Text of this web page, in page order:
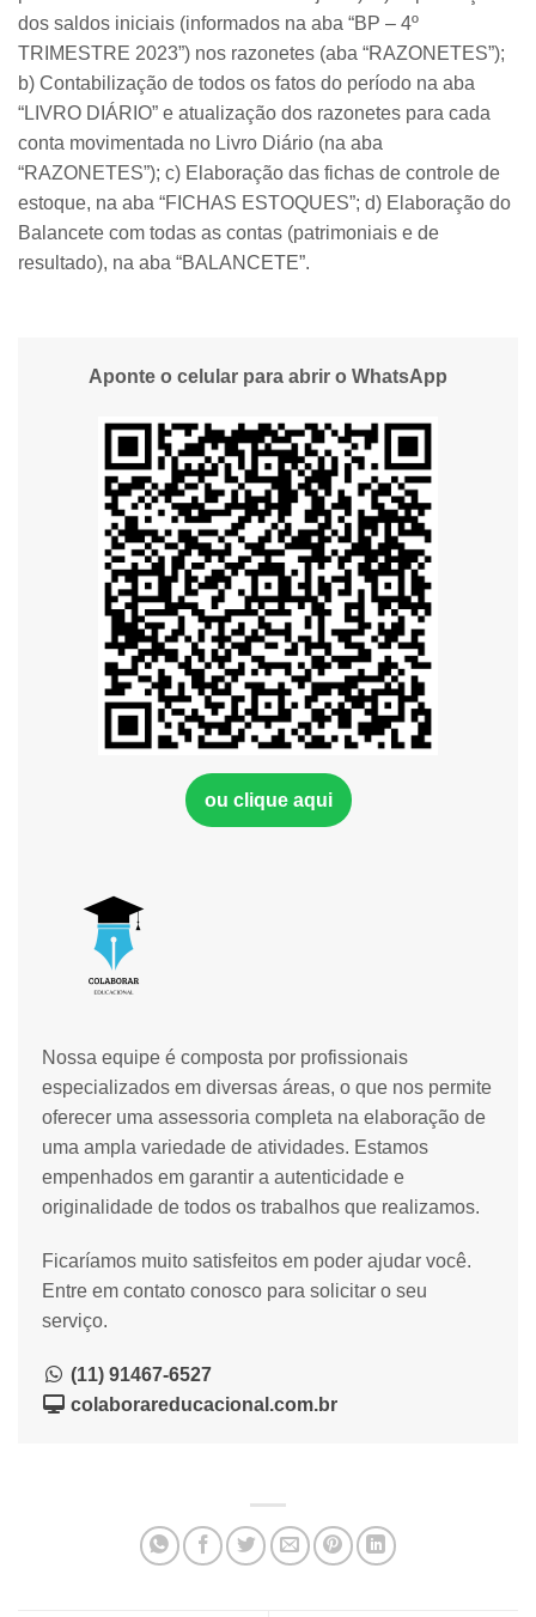
dos saldos iniciais (informados na aba “BP – 4º
TRIMESTRE 2023”) nos razonetes (aba “RAZONETES”);
b) Contabilização de todos os fatos do período na aba
“LIVRO DIÁRIO” e atualização dos razonetes para cada
conta movimentada no Livro Diário (na aba
“RAZONETES”); c) Elaboração das fichas de controle de
estoque, na aba “FICHAS ESTOQUES”; d) Elaboração do
Balancete com todas as contas (patrimoniais e de
resultado), na aba “BALANCETE”.
Nossa equipe é composta por profissionais
especializados em diversas áreas, o que nos permite
oferecer uma assessoria completa na elaboração de
uma ampla variedade de atividades. Estamos
empenhados em garantir a autenticidade e
originalidade de todos os trabalhos que realizamos.
Ficaríamos muito satisfeitos em poder ajudar você.
Entre em contato conosco para solicitar o seu
serviço.
(11) 91467-6527
colaborareducacional.com.br
Aponte o celular para abrir o WhatsApp
ou clique aqui